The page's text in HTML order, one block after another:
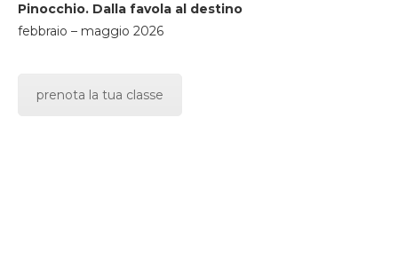
Pinocchio. Dalla favola al destino
febbraio – maggio 2026
prenota la tua classe